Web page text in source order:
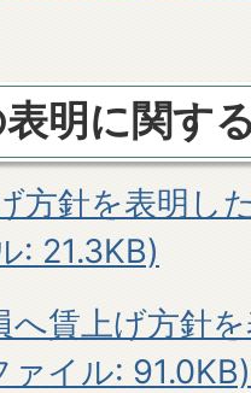
明に関す
方針を表明し
: 21.3KB)
へ賃上げ方針
ァイル: 91.0KB)